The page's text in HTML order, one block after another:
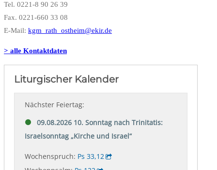
Tel. 0221-8 90 26 39
Fax. 0221-660 33 08
E-Mail: kgm_rath_ostheim@ekir.de
> alle Kontaktdaten